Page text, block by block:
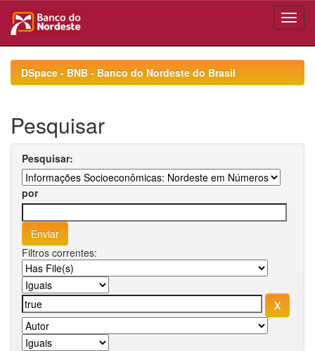
navigationDSpace - BNB - Banco do Nordeste do Brasil
Pesquisar
Pesquisar:
por
Filtros correntes: